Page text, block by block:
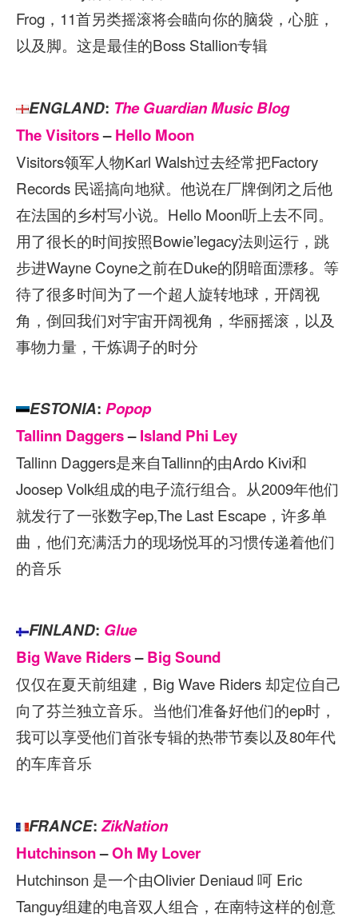
Frog，11首另类摇滚将会瞄向你的脑袋，心脏，
以及脚。这是最佳的Boss Stallion专辑
ENGLAND: The Guardian Music Blog
The Visitors–Hello Moon
Visitors领军人物Karl Walsh过去经常把Factory
Records 民谣搞向地狱。他说在厂牌倒闭之后他
在法国的乡村写小说。Hello Moon听上去不同。
用了很长的时间按照Bowie’legacy法则运行，跳
步进Wayne Coyne之前在Duke的阴暗面漂移。等
待了很多时间为了一个超人旋转地球，开阔视
角，倒回我们对宇宙开阔视角，华丽摇滚，以及
事物力量，干炼调子的时分
ESTONIA: Popop
Tallinn Daggers–Island Phi Ley
Tallinn Daggers是来自Tallinn的由Ardo Kivi和
Joosep Volk组成的电子流行组合。从2009年他们
就发行了一张数字ep,The Last Escape，许多单
曲，他们充满活力的现场悦耳的习惯传递着他们
的音乐
FINLAND: Glue
Big Wave Riders–Big Sound
仅仅在夏天前组建，Big Wave Riders 却定位自己
向了芬兰独立音乐。当他们准备好他们的ep时，
我可以享受他们首张专辑的热带节奏以及80年代
的车库音乐
FRANCE: ZikNation
Hutchinson–Oh My Lover
Hutchinson 是一个由Olivier Deniaud 呵 Eric
Tanguy组建的电音双人组合，在南特这样的创意